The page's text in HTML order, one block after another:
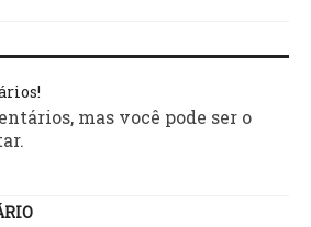
mas você pode ser o